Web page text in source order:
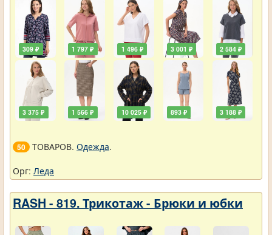
309 ₽
3 375 ₽
1 797 ₽
1 566 ₽
1 496 ₽
10 025 ₽
3 001 ₽
893 ₽
2 584 ₽
3 188 ₽
50 ТОВАРОВ. Одежда.
Орг: Леда
RASH - 819. Трикотаж - Брюки и юбки